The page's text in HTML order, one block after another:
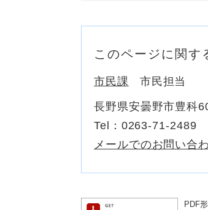
このページに関す
市民課 市民担当
長野県安曇野市豊科
Tel：0263-71-2489
メールでのお問い合
PDF